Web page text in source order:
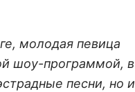
молодая певица
шоу-программой, в
песни, но и